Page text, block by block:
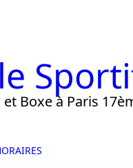
et Boxe à Paris